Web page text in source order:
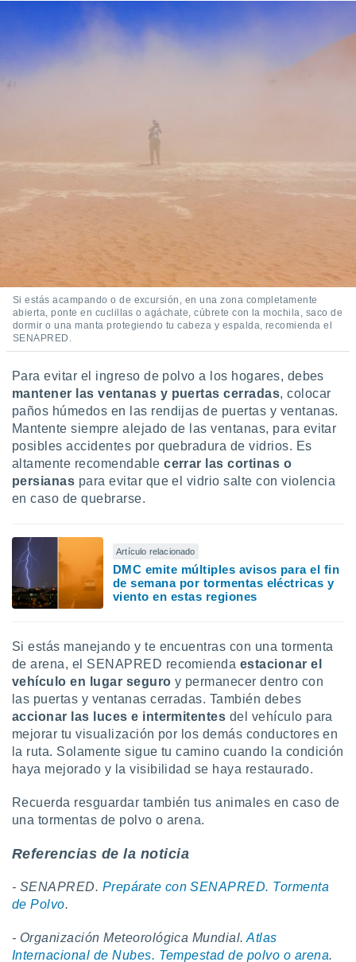
Si estás acampando o de excursión, en una zona completamente
abierta, ponte en cuclillas o agáchate, cúbrete con la mochila, saco de
dormir o una manta protegiendo tu cabeza y espalda, recomienda el
SENAPRED.
Para evitar el ingreso de polvo a los hogares, debes
mantener las ventanas y puertas cerradas, colocar
paños húmedos en las rendijas de puertas y ventanas.
Mantente siempre alejado de las ventanas, para evitar
posibles accidentes por quebradura de vidrios. Es
altamente recomendablecerrar las cortinas o
persianas para evitar que el vidrio salte con violencia
en caso de quebrarse.
Artículo relacionado
DMC emite múltiples avisos para el fin
de semana por tormentas eléctricas y
viento en estas regiones
Si estás manejando y te encuentras con una tormenta
de arena, el SENAPRED recomienda estacionar el
vehículo en lugar seguro y permanecer dentro con
las puertas y ventanas cerradas. También debes
accionar las luces e intermitentes del vehículo para
mejorar tu visualización por los demás conductores en
la ruta. Solamente sigue tu camino cuando la condición
haya mejorado y la visibilidad se haya restaurado.
Recuerda resguardar también tus animales en caso de
una tormentas de polvo o arena.
Referencias de la noticia
- SENAPRED. Prepárate con SENAPRED. Tormenta
de Polvo.
- Organización Meteorológica Mundial.Atlas
Internacional de Nubes. Tempestad de polvo o arena.